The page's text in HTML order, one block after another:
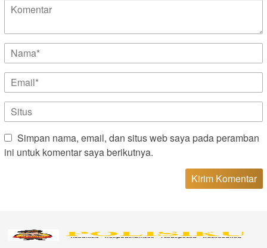
Simpan nama, email, dan situs web saya pada peramban
ini untuk komentar saya berikutnya.